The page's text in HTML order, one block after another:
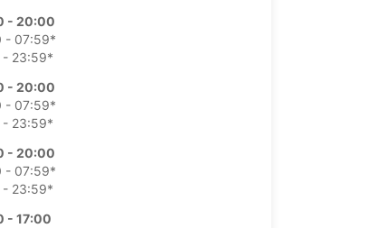
- 20:00
- 07:59*
- 23:59*
- 20:00
- 07:59*
- 23:59*
- 20:00
- 07:59*
- 23:59*
- 17:00